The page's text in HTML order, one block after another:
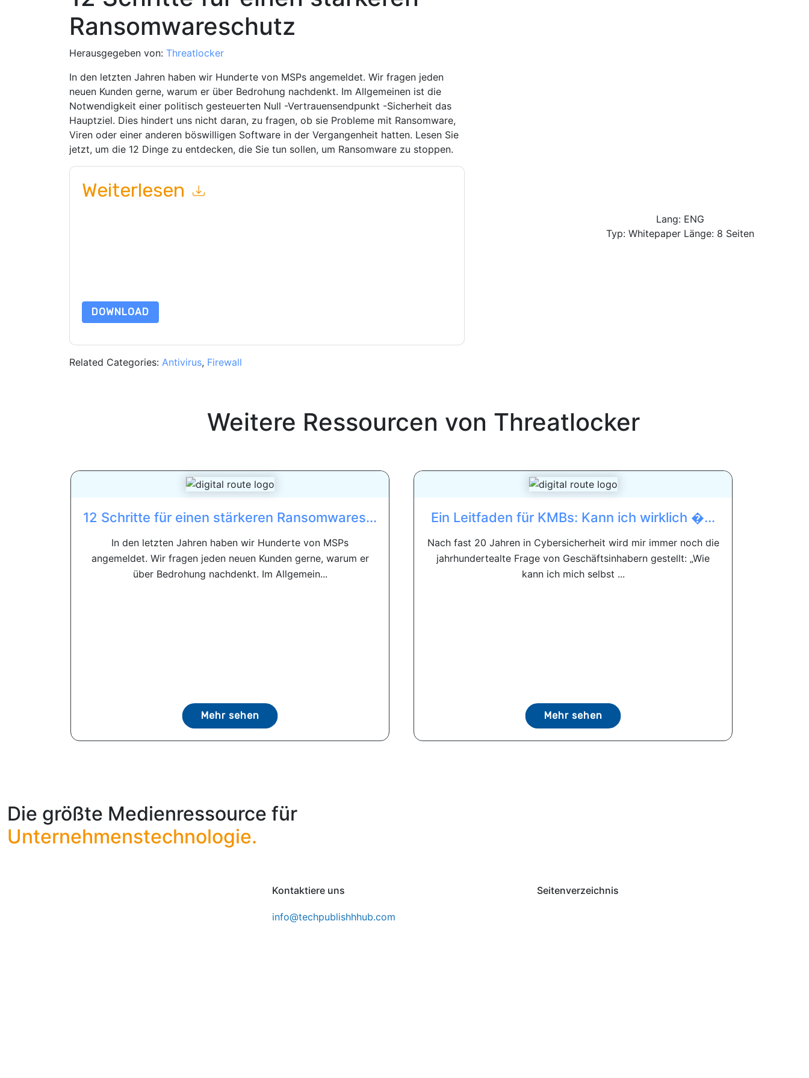
Ransomwareschutz
Herausgegeben von: Threatlocker
In den letzten Jahren haben wir Hunderte von MSPs angemeldet. Wir fragen jeden
neuen Kunden gerne, warum er über Bedrohung nachdenkt. Im Allgemeinen ist die
Notwendigkeit einer politisch gesteuerten Null -Vertrauensendpunkt -Sicherheit das
Hauptziel. Dies hindert uns nicht daran, zu fragen, ob sie Probleme mit Ransomware,
Viren oder einer anderen böswilligen Software in der Vergangenheit hatten. Lesen Sie
jetzt, um die 12 Dinge zu entdecken, die Sie tun sollen, um Ransomware zu stoppen.
Weiterlesen
DOWNLOAD
Related Categories: Antivirus, Firewall
Lang: ENG
Typ: Whitepaper Länge: 8 Seiten
Weitere Ressourcen von Threatlocker
12 Schritte für einen stärkeren Ransomwares...
In den letzten Jahren haben wir Hunderte von MSPs
angemeldet. Wir fragen jeden neuen Kunden gerne, warum er
über Bedrohung nachdenkt. Im Allgemein...
Mehr sehen
Ein Leitfaden für KMBs: Kann ich wirklich �...
Nach fast 20 Jahren in Cybersicherheit wird mir immer noch die
jahrhundertealte Frage von Geschäftsinhabern gestellt: „Wie
kann ich mich selbst ...
Mehr sehen
Die größte Medienressource für
Unternehmenstechnologie.
Kontaktiere uns
info@techpublishhhub.com
Seitenverzeichnis